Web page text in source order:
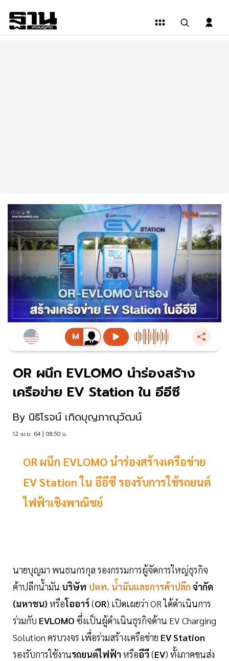
OR ผนึก EVLOMO นำร่องสร้าง
เครือข่าย EV Station ใน อีอีซี
By นิธิโรจน์ เกิดบุญภาณุวัฒน์
12 เม.ย. 64 | 08:50 น.
OR ผนึก EVLOMO นำร่องสร้างเครือข่าย
EV Station ใน อีอีซี รองรับการใช้รถยนต์
ไฟฟ้าเชิงพาณิชย์
นายบุญมา พนธนกรกุล รองกรรมการผู้จัดการใหญ่ธุรกิจ
ค้าปลีกน้ำมัน บริษัท ปตท. น้ำมันและการค้าปลีก จำกัด
(มหาชน) หรือโออาร์(OR) เปิดเผยว่า OR ได้ดำเนินการ
ร่วมกับ EVLOMO ซึ่งเป็นผู้ดำเนินธุรกิจด้าน EV Charging
Solution ครบวงจร เพื่อร่วมสร้างเครือข่าย EV Station
รองรับการใช้งานรถยนต์ไฟฟ้า หรืออีวี (EV) ทั้งภาคขนส่ง